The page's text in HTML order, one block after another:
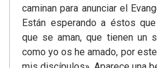
caminan para anunciar el
Están esperando a éstos
que se aman, que tienen un
como yo os he amado, por